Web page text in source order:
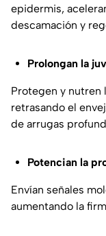
epidermis,
descamación y
Prolongan la
Protegen y nutren
retrasando el
de arrugas
Potencian la
Envían señales
aumentando la